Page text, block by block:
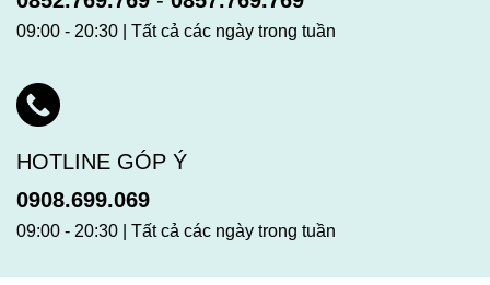
09:00 - 20:30 | Tất cả các ngày trong tuần
HOTLINE GÓP Ý
0908.699.069
09:00 - 20:30 | Tất cả các ngày trong tuần